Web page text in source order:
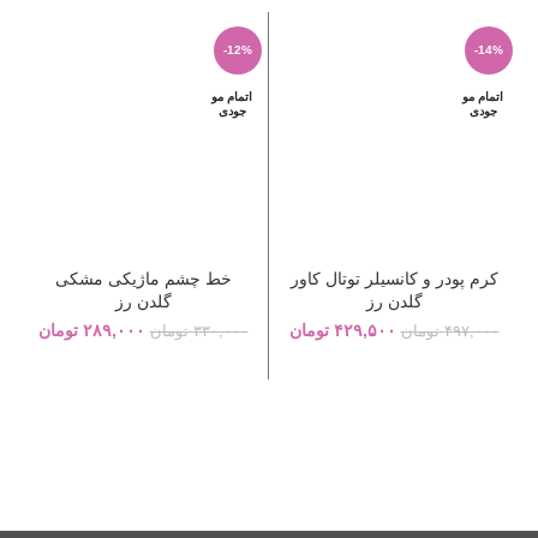
-14%
اتمام مو
جودی
کرم پودر و کانسیلر توتال کاور
-12%
اتمام مو
جودی
خط چشم ماژیکی مشکی